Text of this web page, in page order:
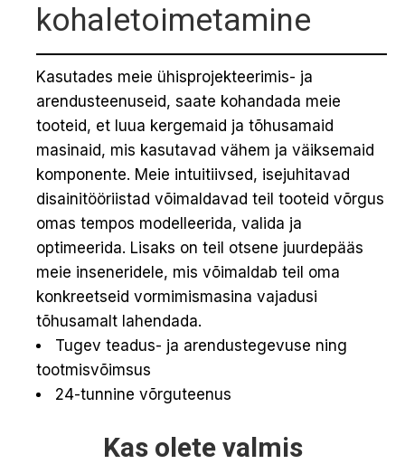
kohaletoimetamine
Kasutades meie ühisprojekteerimis- ja
arendusteenuseid, saate kohandada meie
tooteid, et luua kergemaid ja tõhusamaid
masinaid, mis kasutavad vähem ja väiksemaid
komponente. Meie intuitiivsed, isejuhitavad
disainitööriistad võimaldavad teil tooteid võrgus
omas tempos modelleerida, valida ja
optimeerida. Lisaks on teil otsene juurdepääs
meie inseneridele, mis võimaldab teil oma
konkreetseid vormimismasina vajadusi
tõhusamalt lahendada.
Tugev teadus- ja arendustegevuse ning
tootmisvõimsus
24-tunnine võrguteenus
Kas olete valmis